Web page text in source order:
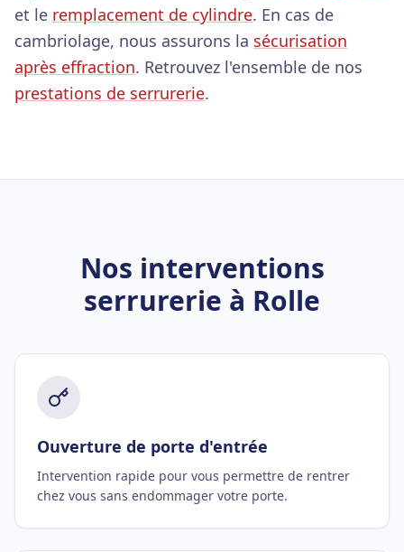
et le remplacement de cylindre. En cas de
cambriolage, nous assurons la sécurisation
après effraction. Retrouvez l'ensemble de nos
prestations de serrurerie.
Nos interventions
serrurerie à Rolle
Ouverture de porte d'entrée
Intervention rapide pour vous permettre de rentrer
chez vous sans endommager votre porte.